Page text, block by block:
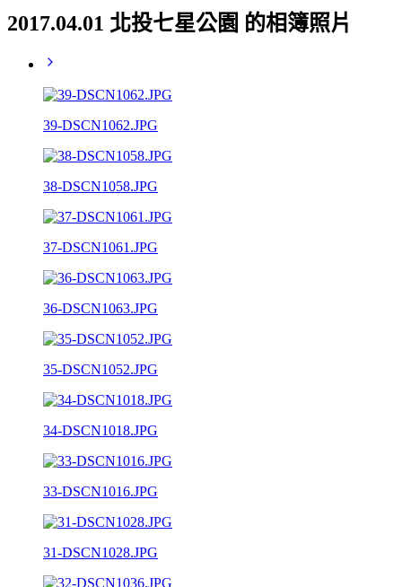
2017.04.01 北投七星公園 的相簿照片
39-DSCN1062.JPG
38-DSCN1058.JPG
37-DSCN1061.JPG
36-DSCN1063.JPG
35-DSCN1052.JPG
34-DSCN1018.JPG
33-DSCN1016.JPG
31-DSCN1028.JPG